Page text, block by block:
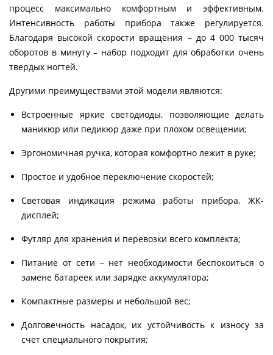
процесс максимально комфортным и эффективным.
Интенсивность работы прибора также регулируется.
Благодаря высокой скорости вращения – до 4 000 тысяч
оборотов в минуту – набор подходит для обработки очень
твердых ногтей.
Другими преимуществами этой модели являются:
Встроенные яркие светодиоды, позволяющие делать
маникюр или педикюр даже при плохом освещении;
Эргономичная ручка, которая комфортно лежит в руке;
Простое и удобное переключение скоростей;
Световая индикация режима работы прибора, ЖК-
дисплей;
Футляр для хранения и перевозки всего комплекта;
Питание от сети – нет необходимости беспокоиться о
замене батареек или зарядке аккумулятора;
Компактные размеры и небольшой вес;
Долговечность насадок, их устойчивость к износу за
счет специального покрытия;